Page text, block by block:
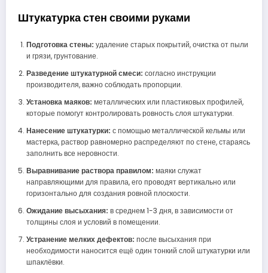
Штукатурка стен своими руками
Подготовка стены: удаление старых покрытий, очистка от пыли
и грязи, грунтование.
Разведение штукатурной смеси: согласно инструкции
производителя, важно соблюдать пропорции.
Установка маяков: металлических или пластиковых профилей,
которые помогут контролировать ровность слоя штукатурки.
Нанесение штукатурки: с помощью металлической кельмы или
мастерка, раствор равномерно распределяют по стене, стараясь
заполнить все неровности.
Выравнивание раствора правилом: маяки служат
направляющими для правила, его проводят вертикально или
горизонтально для создания ровной плоскости.
Ожидание высыхания: в среднем 1-3 дня, в зависимости от
толщины слоя и условий в помещении.
Устранение мелких дефектов: после высыхания при
необходимости наносится ещё один тонкий слой штукатурки или
шпаклёвки.